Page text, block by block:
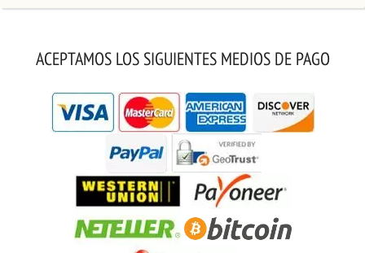
ACEPTAMOS LOS SIGUIENTES MEDIOS DE PAGO